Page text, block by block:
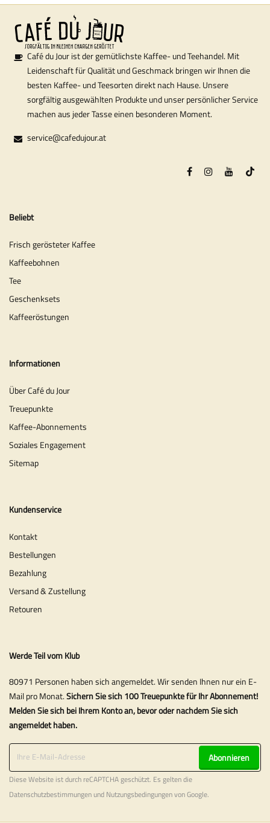
Café du Jour ist der gemütlichste Kaffee- und Teehandel. Mit
Leidenschaft für Qualität und Geschmack bringen wir Ihnen die
besten Kaffee- und Teesorten direkt nach Hause. Unsere
sorgfältig ausgewählten Produkte und unser persönlicher Service
machen aus jeder Tasse einen besonderen Moment.
service@cafedujour.at
Beliebt
Frisch gerösteter Kaffee
Kaffeebohnen
Tee
Geschenksets
Kaffeeröstungen
Informationen
Über Café du Jour
Treuepunkte
Kaffee-Abonnements
Soziales Engagement
Sitemap
Kundenservice
Kontakt
Bestellungen
Bezahlung
Versand & Zustellung
Retouren
Werde Teil vom Klub
80971 Personen haben sich angemeldet. Wir senden Ihnen nur ein E-
Mail pro Monat.Sichern Sie sich 100 Treuepunkte für Ihr Abonnement!
Melden Sie sich bei Ihrem Konto an, bevor oder nachdem Sie sich
angemeldet haben.
Abonnieren
Diese Website ist durch reCAPTCHA geschützt. Es gelten die
Datenschutzbestimmungen und Nutzungsbedingungenvon Google.